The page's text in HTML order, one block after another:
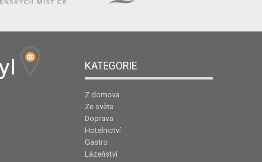
KATEGORIE
Z domova
Ze světa
Doprava
Hotelnictví
Gastro
Lázeňství